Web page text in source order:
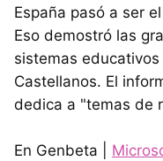
España pasó a ser
Eso demostró las
sistemas
Castellanos. El
dedica a "temas de
En Genbeta |